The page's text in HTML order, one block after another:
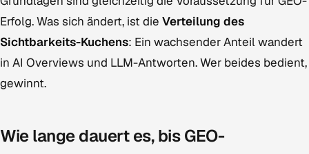
Erfolg. Was sich ändert, ist die Verteilung des
Sichtbarkeits-Kuchens: Ein wachsender Anteil wandert
in AI Overviews und LLM-Antworten. Wer beides bedient,
gewinnt.
Wie lange dauert es, bis GEO-